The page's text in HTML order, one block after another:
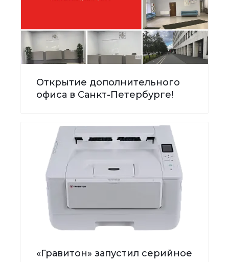
Открытие дополнительного
офиса в Санкт-Петербурге!
«Гравитон» запустил серийное